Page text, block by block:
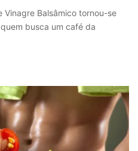
Balsâmico tornou-se
busca um café da